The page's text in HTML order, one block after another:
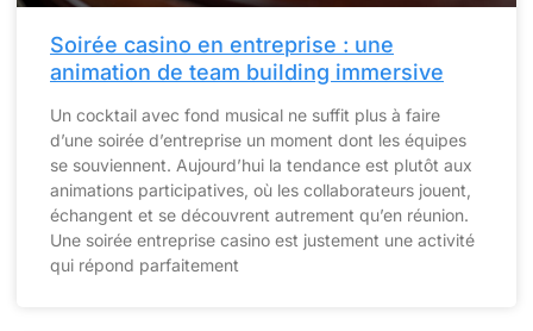
Soirée casino en entreprise : une
animation de team building immersive
Un cocktail avec fond musical ne suffit plus à faire
d’une soirée d’entreprise un moment dont les équipes
se souviennent. Aujourd’hui la tendance est plutôt aux
animations participatives, où les collaborateurs jouent,
échangent et se découvrent autrement qu’en réunion.
Une soirée entreprise casino est justement une activité
qui répond parfaitement